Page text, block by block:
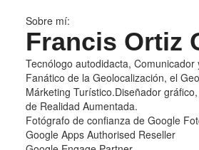
Sobre mí:
Francis Ortiz
Tecnólogo autodidacta,
Fanático de la Geolocalización, el
Márketing Turístico.Diseñador
de Realidad Aumentada.
Fotógrafo de confianza de Google
Google Apps Authorised Reseller